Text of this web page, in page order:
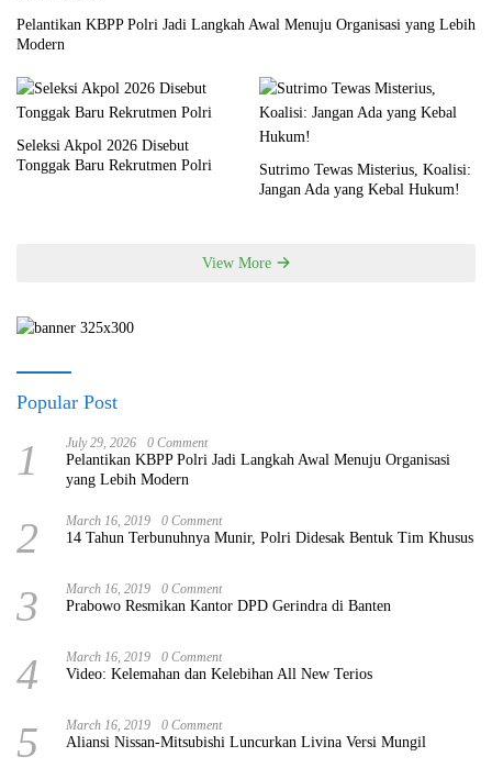
Pelantikan KBPP Polri Jadi Langkah Awal Menuju Organisasi yang Lebih
Modern
Seleksi Akpol 2026 Disebut
Tonggak Baru Rekrutmen Polri
Sutrimo Tewas Misterius, Koalisi:
Jangan Ada yang Kebal Hukum!
View More
Popular Post
1 July 29, 2026 0 Comment
Pelantikan KBPP Polri Jadi Langkah Awal Menuju Organisasi
yang Lebih Modern
2 March 16, 2019 0 Comment
14 Tahun Terbunuhnya Munir, Polri Didesak Bentuk Tim Khusus
3 March 16, 2019 0 Comment
Prabowo Resmikan Kantor DPD Gerindra di Banten
4 March 16, 2019 0 Comment
Video: Kelemahan dan Kelebihan All New Terios
5 March 16, 2019 0 Comment
Aliansi Nissan-Mitsubishi Luncurkan Livina Versi Mungil